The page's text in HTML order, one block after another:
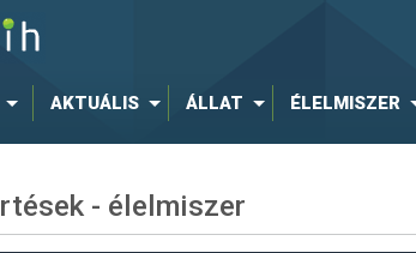
AKTUÁLIS ÁLLAT ÉLELMISZER
- élelmiszer